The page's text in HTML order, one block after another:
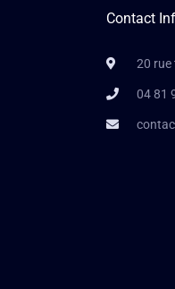
Contact
20 rue
04 81